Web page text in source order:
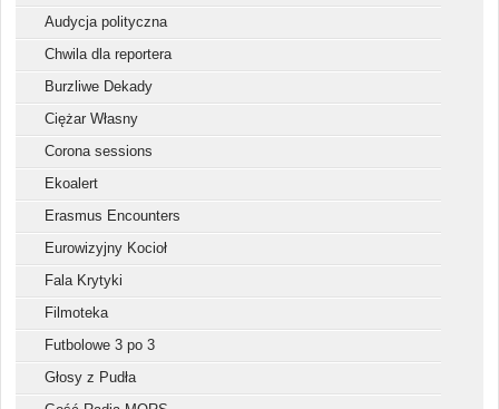
Audycja polityczna
Chwila dla reportera
Burzliwe Dekady
Ciężar Własny
Corona sessions
Ekoalert
Erasmus Encounters
Eurowizyjny Kocioł
Fala Krytyki
Filmoteka
Futbolowe 3 po 3
Głosy z Pudła